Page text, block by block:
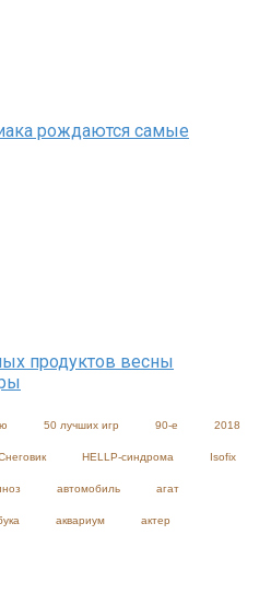
рождаются самые
продуктов весны
50 лучших игр 90-е 2018
HELLP-синдрома Isofix
автомобиль агат
аквариум актер